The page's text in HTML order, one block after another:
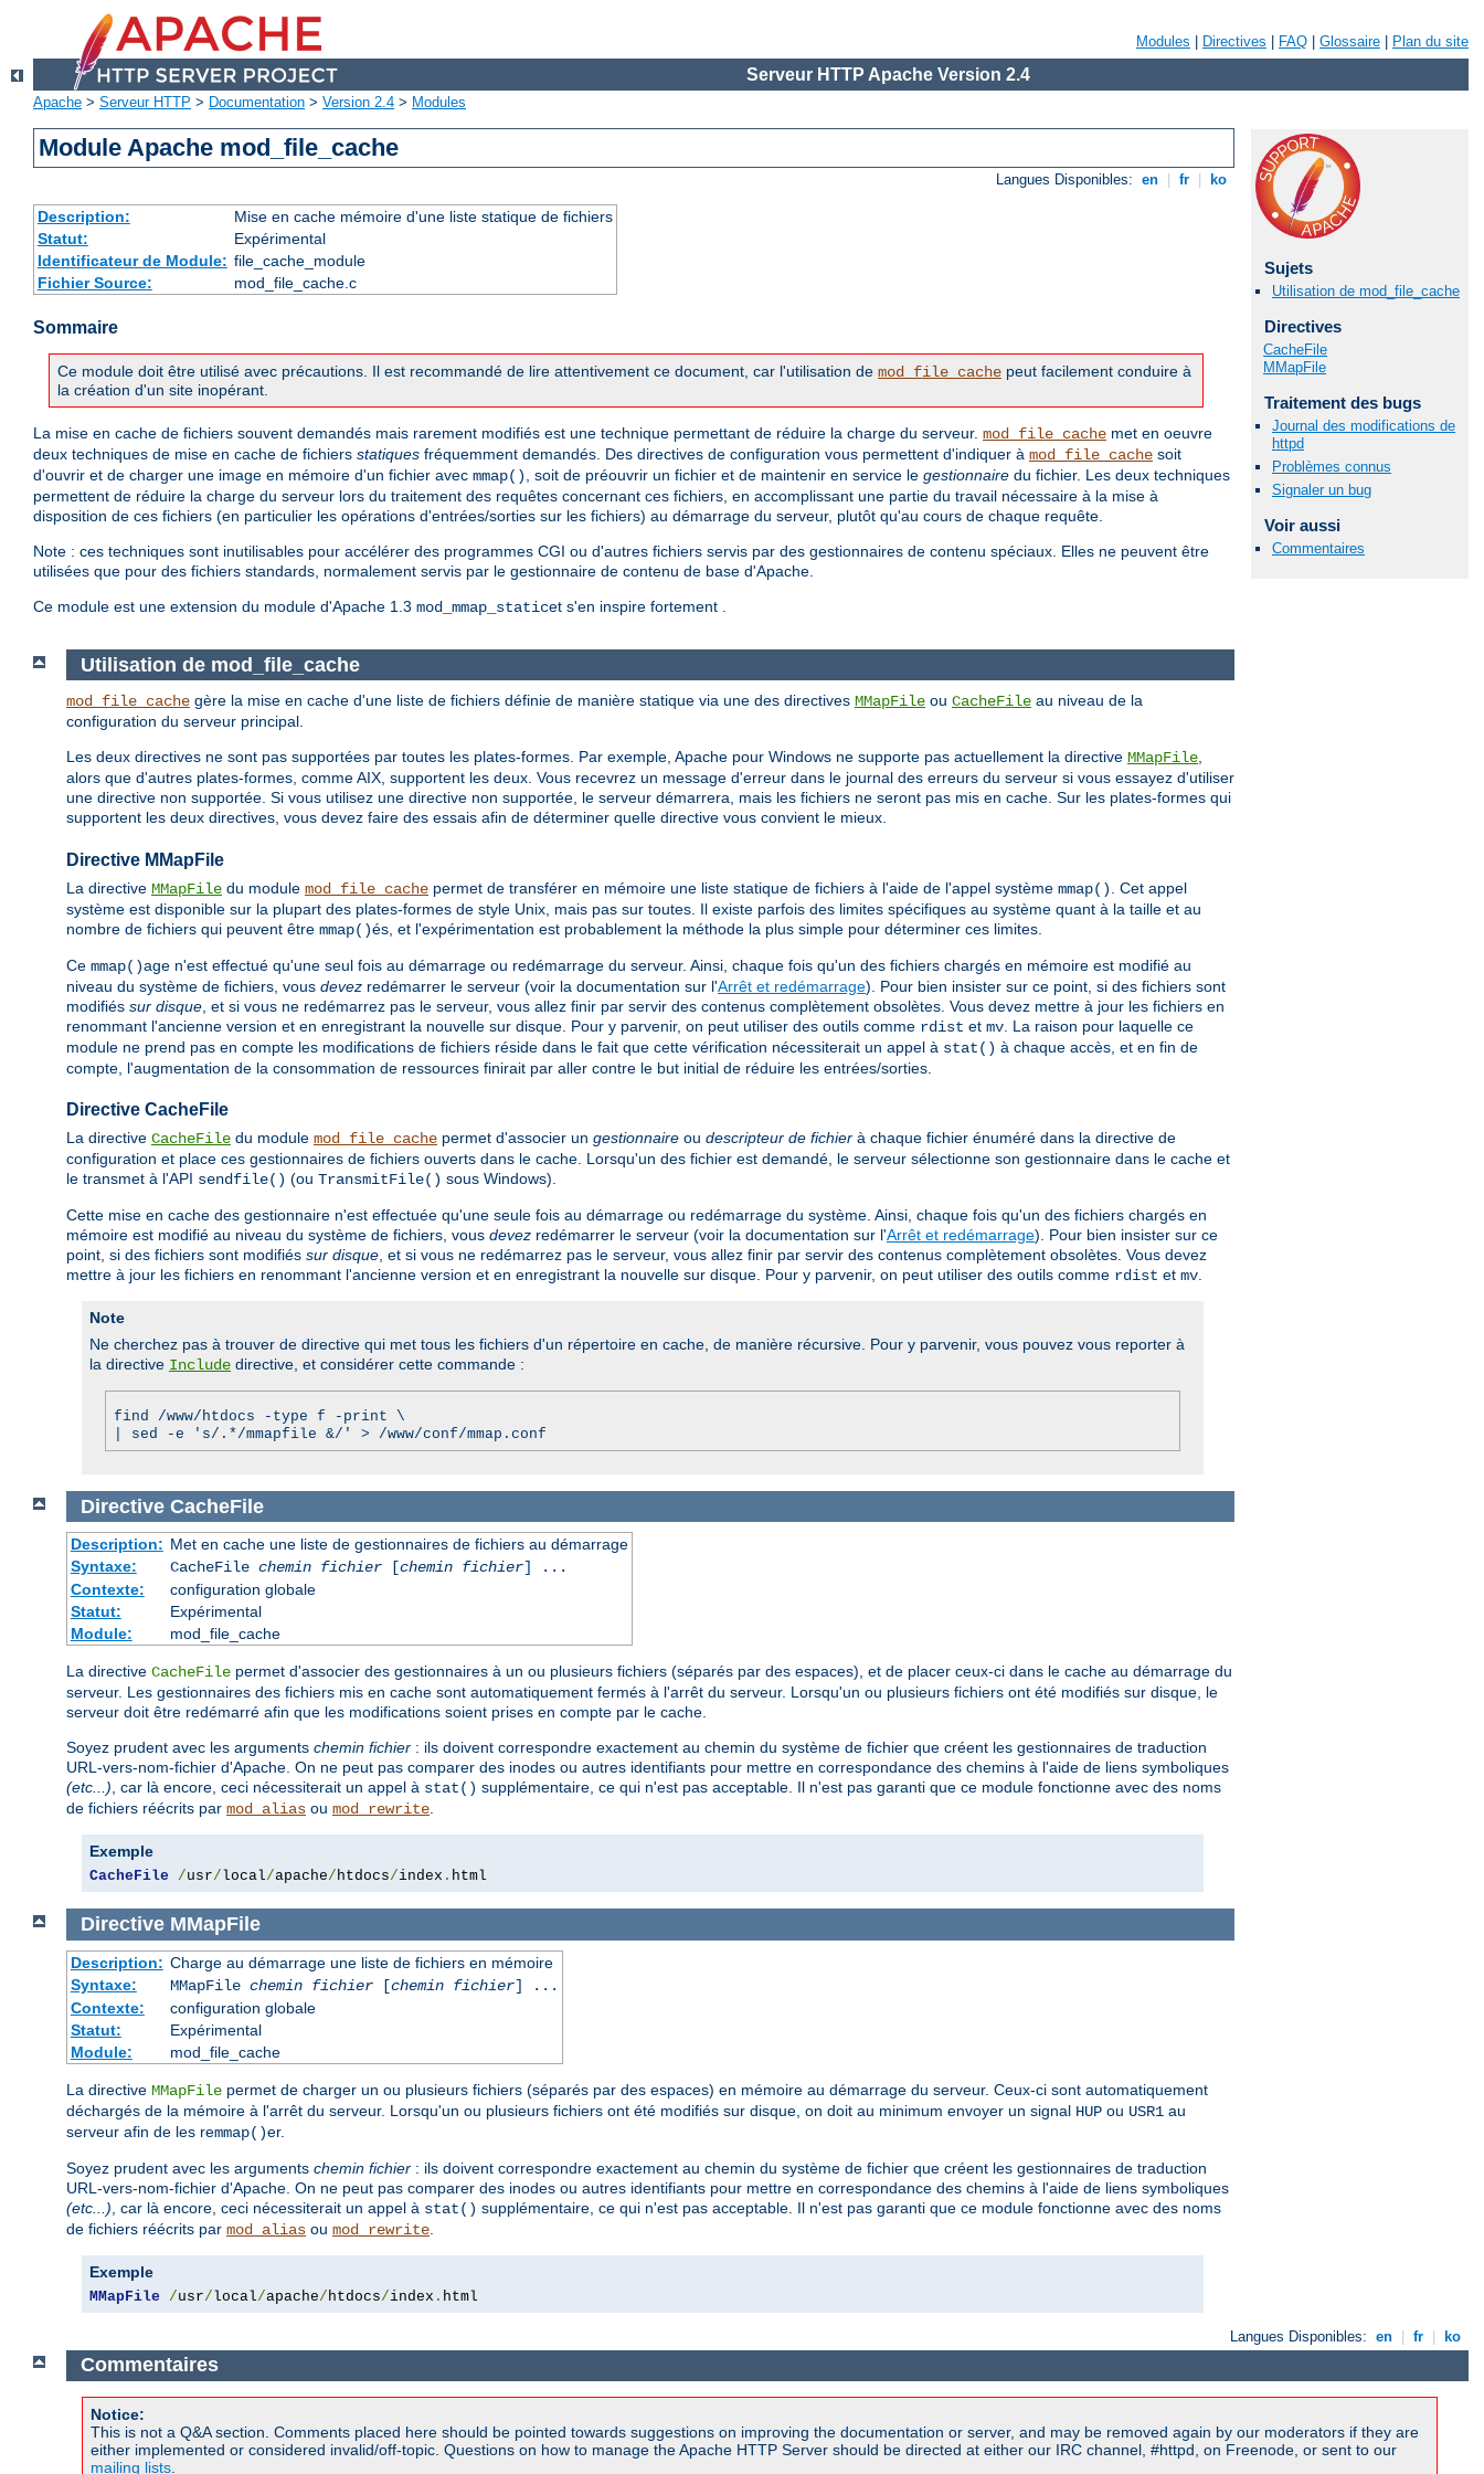
Modules Directives FAQ Glossaire Plan du site
Serveur HTTP Apache Version 2.4
Apache > Serveur HTTP > Documentation > Version 2.4 > Modules
Module Apache mod_file_cache
Langues Disponibles: en fr ko
Description:
Mise en cache mémoire d'une liste statique de fichiers
Statut:
Expérimental
Identificateur de Module: file_cache_module
Fichier Source:
mod_file_cache.c
Sommaire
Ce module doit être utilisé avec précautions. Il est recommandé de lire attentivement ce document, car l'utilisation de mod_file_cache peut facilement conduire à
la création d'un site inopérant.
La mise en cache de fichiers souvent demandés mais rarement modifiés est une technique permettant de réduire la charge du serveur. mod_file_cache met en oeuvre
deux techniques de mise en cache de fichiers statiques fréquemment demandés. Des directives de configuration vous permettent d'indiquer à mod_file_cache soit
d'ouvrir et de charger une image en mémoire d'un fichier avec mmap() , soit de préouvrir un fichier et de maintenir en service le gestionnaire du fichier. Les deux techniques
permettent de réduire la charge du serveur lors du traitement des requêtes concernant ces fichiers, en accomplissant une partie du travail nécessaire à la mise à
disposition de ces fichiers (en particulier les opérations d'entrées/sorties sur les fichiers) au démarrage du serveur, plutôt qu'au cours de chaque requête.
Note : ces techniques sont inutilisables pour accélérer des programmes CGI ou d'autres fichiers servis par des gestionnaires de contenu spéciaux. Elles ne peuvent être
utilisées que pour des fichiers standards, normalement servis par le gestionnaire de contenu de base d'Apache.
Ce module est une extension du module d'Apache 1.3 mod_mmap_staticet s'en inspire fortement .
Sujets
Utilisation de mod_file_cache
Directives
CacheFile
MMapFile
Traitement des bugs
Journal des modifications de
httpd
Problèmes connus
Signaler un bug
Voir aussi
Commentaires
Utilisation de mod_file_cache
mod_file_cache gère la mise en cache d'une liste de fichiers définie de manière statique via une des directives MMapFile ou CacheFile au niveau de la
configuration du serveur principal.
Les deux directives ne sont pas supportées par toutes les plates-formes. Par exemple, Apache pour Windows ne supporte pas actuellement la directive MMapFile,
alors que d'autres plates-formes, comme AIX, supportent les deux. Vous recevrez un message d'erreur dans le journal des erreurs du serveur si vous essayez d'utiliser
une directive non supportée. Si vous utilisez une directive non supportée, le serveur démarrera, mais les fichiers ne seront pas mis en cache. Sur les plates-formes qui
supportent les deux directives, vous devez faire des essais afin de déterminer quelle directive vous convient le mieux.
Directive MMapFile
La directive MMapFile du module mod_file_cache permet de transférer en mémoire une liste statique de fichiers à l'aide de l'appel système mmap()
. Cet appel
système est disponible sur la plupart des plates-formes de style Unix, mais pas sur toutes. Il existe parfois des limites spécifiques au système quant à la taille et au
nombre de fichiers qui peuvent être mmap()és, et l'expérimentation est probablement la méthode la plus simple pour déterminer ces limites.
Ce mmap()age n'est effectué qu'une seul fois au démarrage ou redémarrage du serveur. Ainsi, chaque fois qu'un des fichiers chargés en mémoire est modifié au
niveau du système de fichiers, vous devez redémarrer le serveur (voir la documentation sur l'Arrêt et redémarrage). Pour bien insister sur ce point, si des fichiers sont
modifiés sur disque , et si vous ne redémarrez pas le serveur, vous allez finir par servir des contenus complètement obsolètes. Vous devez mettre à jour les fichiers en
renommant l'ancienne version et en enregistrant la nouvelle sur disque. Pour y parvenir, on peut utiliser des outils comme rdist et mv . La raison pour laquelle ce
module ne prend pas en compte les modifications de fichiers réside dans le fait que cette vérification nécessiterait un appel à stat() à chaque accès, et en fin de
compte, l'augmentation de la consommation de ressources finirait par aller contre le but initial de réduire les entrées/sorties.
Directive CacheFile
La directive CacheFile du module mod_file_cache permet d'associer un gestionnaire ou descripteur de fichier à chaque fichier énuméré dans la directive de
configuration et place ces gestionnaires de fichiers ouverts dans le cache. Lorsqu'un des fichier est demandé, le serveur sélectionne son gestionnaire dans le cache et
le transmet à l'API sendfile() (ou TransmitFile() sous Windows).
Cette mise en cache des gestionnaire n'est effectuée qu'une seule fois au démarrage ou redémarrage du système. Ainsi, chaque fois qu'un des fichiers chargés en
mémoire est modifié au niveau du système de fichiers, vous devez redémarrer le serveur (voir la documentation sur l'Arrêt et redémarrage). Pour bien insister sur ce
point, si des fichiers sont modifiés sur disque , et si vous ne redémarrez pas le serveur, vous allez finir par servir des contenus complètement obsolètes. Vous devez
mettre à jour les fichiers en renommant l'ancienne version et en enregistrant la nouvelle sur disque. Pour y parvenir, on peut utiliser des outils comme rdist et mv
Note
Ne cherchez pas à trouver de directive qui met tous les fichiers d'un répertoire en cache, de manière récursive. Pour y parvenir, vous pouvez vous reporter à
la directive Include directive, et considérer cette commande :
find /www/htdocs -type f -print \
| sed -e 's/.*/mmapfile &/' > /www/conf/mmap.conf
Directive CacheFile
Description: Met en cache une liste de gestionnaires de fichiers au démarrage
Syntaxe:
CacheFile chemin fichier[chemin fichier] ...
Contexte:
configuration globale
Statut:
Expérimental
Module:
mod_file_cache
La directive CacheFile permet d'associer des gestionnaires à un ou plusieurs fichiers (séparés par des espaces), et de placer ceux-ci dans le cache au démarrage du
serveur. Les gestionnaires des fichiers mis en cache sont automatiquement fermés à l'arrêt du serveur. Lorsqu'un ou plusieurs fichiers ont été modifiés sur disque, le
serveur doit être redémarré afin que les modifications soient prises en compte par le cache.
Soyez prudent avec les arguments chemin fichier : ils doivent correspondre exactement au chemin du système de fichier que créent les gestionnaires de traduction
URL-vers-nom-fichier d'Apache. On ne peut pas comparer des inodes ou autres identifiants pour mettre en correspondance des chemins à l'aide de liens symboliques
(etc...), car là encore, ceci nécessiterait un appel à stat() supplémentaire, ce qui n'est pas acceptable. Il n'est pas garanti que ce module fonctionne avec des noms
de fichiers réécrits par mod_alias ou mod_rewrite.
Exemple
CacheFile /usr/local/apache/htdocs/index . html
Directive MMapFile
Description: Charge au démarrage une liste de fichiers en mémoire
Syntaxe:
MMapFile chemin fichier[chemin fichier] ...
Contexte:
configuration globale
Statut:
Expérimental
Module:
mod_file_cache
La directive MMapFile permet de charger un ou plusieurs fichiers (séparés par des espaces) en mémoire au démarrage du serveur. Ceux-ci sont automatiquement
déchargés de la mémoire à l'arrêt du serveur. Lorsqu'un ou plusieurs fichiers ont été modifiés sur disque, on doit au minimum envoyer un signal HUP ou USR1 au
serveur afin de les remmap()er.
Soyez prudent avec les arguments chemin fichier : ils doivent correspondre exactement au chemin du système de fichier que créent les gestionnaires de traduction
URL-vers-nom-fichier d'Apache. On ne peut pas comparer des inodes ou autres identifiants pour mettre en correspondance des chemins à l'aide de liens symboliques
(etc...) , car là encore, ceci nécessiterait un appel à stat() supplémentaire, ce qui n'est pas acceptable. Il n'est pas garanti que ce module fonctionne avec des noms
de fichiers réécrits par mod_alias ou mod_rewrite
Exemple
MMapFile /usr/local/apache/ htdocs/index . html
Langues Disponibles: en | fr | ko
Commentaires
Notice:
This is not a Q&A section. Comments placed here should be pointed towards suggestions on improving the documentation or server, and may be removed again by our moderators if they are
either implemented or considered invalid/off-topic. Questions on how to manage the Apache HTTP Server should be directed at either our IRC channel, #httpd, on Freenode, or sent to our
mailing lists